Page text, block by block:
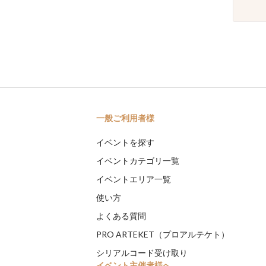
一般ご利用者様
イベントを探す
イベントカテゴリ一覧
イベントエリア一覧
使い方
よくある質問
PRO ARTEKET（プロアルテケト）
シリアルコード受け取り